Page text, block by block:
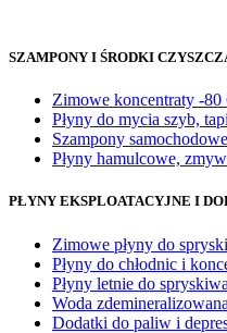
SZAMPONY I ŚRODKI
Zimowe koncentraty -
Płyny do mycia szyb,
Szampony
Płyny hamulcowe,
PŁYNY EKSPLOATACYJNE I
Zimowe płyny do
Płyny do chłodnic i
Płyny letnie do
Woda
Dodatki do paliw i